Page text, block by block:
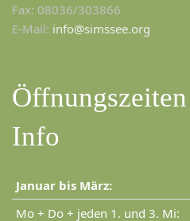
Fax: 08036/303866
E-Mail: info@simssee.org
Info
Januar bis März:
Mo + Do + jeden 1. und 3. Mi: